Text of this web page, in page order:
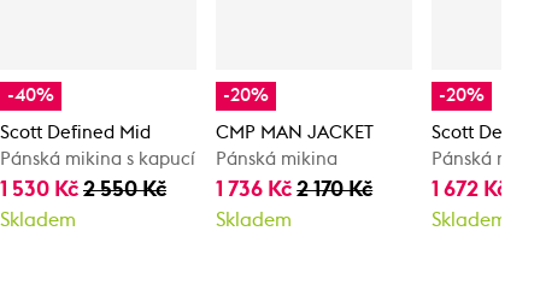
-40%
Scott Defined Mid
Pánská mikina s kapucí
1 530 Kč 2 550 Kč
Skladem
-20%
CMP MAN JACKET
Pánská mikina
1 736 Kč2 170 Kč
Skladem
-20%
Scott
Pánská
1 672 Kč
Skladem